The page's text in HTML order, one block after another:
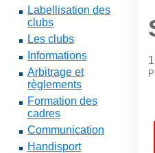
Labellisation des
clubs
Les clubs
Informations
Arbitrage et
règlements
Formation des
cadres
Communication
Handisport